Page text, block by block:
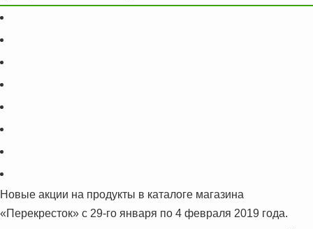
Новые акции на продукты в каталоге магазина
«Перекресток» с 29-го января по 4 февраля 2019 года.